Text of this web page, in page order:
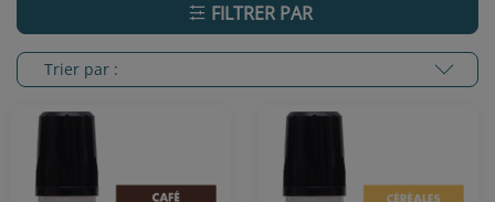
FILTRER PAR
Trier par :